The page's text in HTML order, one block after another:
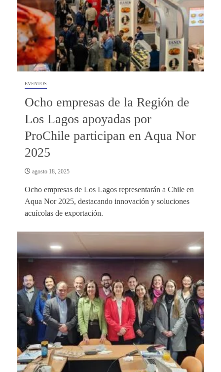
EVENTOS
Ocho empresas de la Región de
Los Lagos apoyadas por
ProChile participan en Aqua Nor
2025
agosto 18, 2025
Ocho empresas de Los Lagos representarán a Chile en
Aqua Nor 2025, destacando innovación y soluciones
acuícolas de exportación.